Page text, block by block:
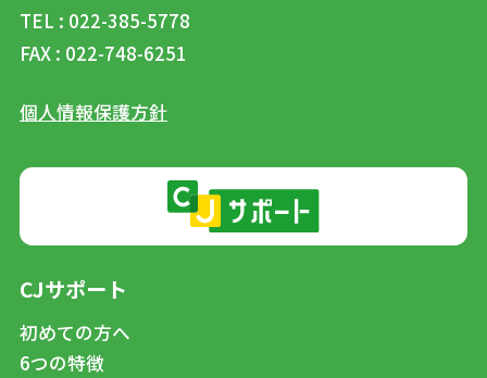
TEL : 022-385-5778
FAX : 022-748-6251
個人情報保護方針
CJサポート
初めての方へ
6つの特徴